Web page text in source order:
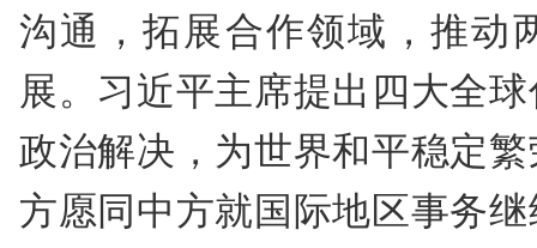
沟通，拓展合作领域，推动
展。习近平主席提出四大全
政治解决，为世界和平稳定
方愿同中方就国际地区事务